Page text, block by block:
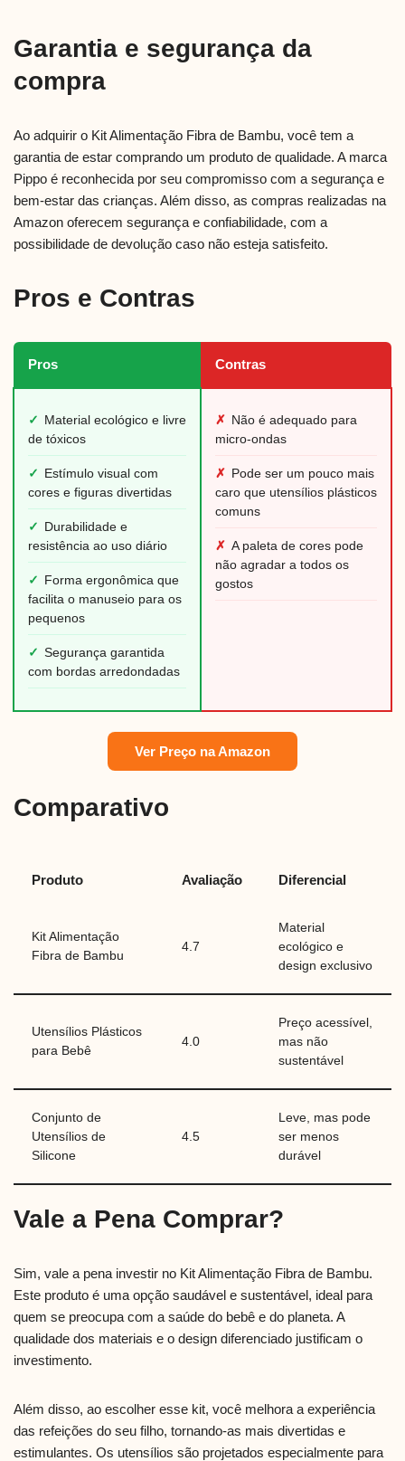
Garantia e segurança da
compra
Ao adquirir o Kit Alimentação Fibra de Bambu, você tem a
garantia de estar comprando um produto de qualidade. A marca
Pippo é reconhecida por seu compromisso com a segurança e
bem-estar das crianças. Além disso, as compras realizadas na
Amazon oferecem segurança e confiabilidade, com a
possibilidade de devolução caso não esteja satisfeito.
Pros e Contras
Pros Contras
✓ Material ecológico e livre
de tóxicos
✓ Estímulo visual com
cores e figuras divertidas
✓ Durabilidade e
resistência ao uso diário
✓ Forma ergonômica que
facilita o manuseio para os
pequenos
✓ Segurança garantida
com bordas arredondadas
✗ Não é adequado para
micro-ondas
✗ Pode ser um pouco mais
caro que utensílios plásticos
comuns
✗ A paleta de cores pode
não agradar a todos os
gostos
Ver Preço na Amazon
Comparativo
Produto Avaliação Diferencial
Kit Alimentação
Fibra de Bambu
4.7
Material
ecológico e
design exclusivo
Utensílios Plásticos
para Bebê
4.0
Preço acessível,
mas não
sustentável
Conjunto de
Utensílios de
Silicone
4.5
Leve, mas pode
ser menos
durável
Vale a Pena Comprar?
Sim, vale a pena investir no Kit Alimentação Fibra de Bambu.
Este produto é uma opção saudável e sustentável, ideal para
quem se preocupa com a saúde do bebê e do planeta. A
qualidade dos materiais e o design diferenciado justificam o
investimento.
Além disso, ao escolher esse kit, você melhora a experiência
das refeições do seu filho, tornando-as mais divertidas e
estimulantes. Os utensílios são projetados especialmente para